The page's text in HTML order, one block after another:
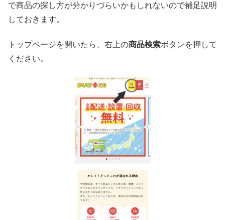
で商品の探し方が分かりづらいかもしれないので補足説明
しておきます。
トップページを開いたら、右上の商品検索ボタンを押して
ください。